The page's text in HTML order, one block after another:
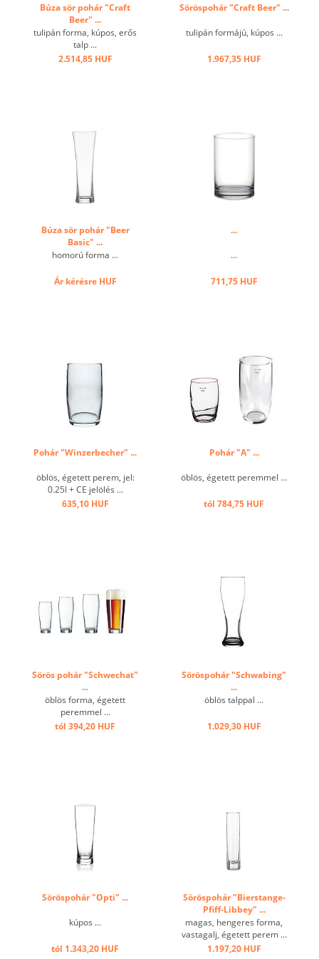
Búza sör pohár "Craft
Beer" ...
tulipán forma, kúpos, erős
talp ...
2.514,85 HUF
Söröspohár "Craft Beer" ...
tulipán formájú, kúpos ...
1.967,35 HUF
Búza sör pohár "Beer
Basic" ...
homorú forma ...
Ár kérésreHUF
...
...
711,75 HUF
Pohár "Winzerbecher" ...
öblös, égetett perem, jel:
0.25l + CE jelölés ...
635,10 HUF
Pohár "A" ...
öblös, égetett peremmel ...
tól 784,75 HUF
Sörös pohár "Schwechat"
...
öblös forma, égetett
peremmel ...
tól 394,20 HUF
Söröspohár "Schwabing"
...
öblös talppal ...
1.029,30 HUF
Söröspohár "Opti" ...
kúpos ...
tól 1.343,20 HUF
Söröspohár "Bierstange-
Pfiff-Libbey" ...
magas, hengeres forma,
vastagalj, égetett perem ...
1.197,20 HUF